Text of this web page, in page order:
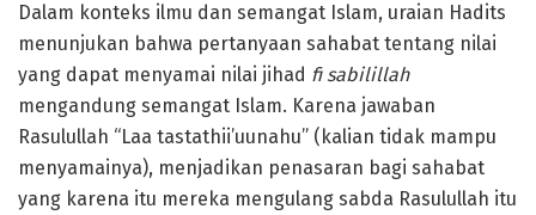
Dalam konteks ilmu dan semangat Islam, uraian Hadits
menunjukan bahwa pertanyaan sahabat tentang nilai
yang dapat menyamai nilai jihad fi sabilillah
mengandung semangat Islam. Karena jawaban
Rasulullah “Laa tastathii’uunahu” (kalian tidak mampu
menyamainya), menjadikan penasaran bagi sahabat
yang karena itu mereka mengulang sabda Rasulullah itu